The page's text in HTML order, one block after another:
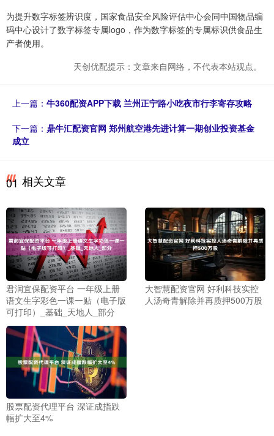
为提升数字标签辨识度，国家食品安全风险评估中心会同中国物品编
码中心设计了数字标签专属logo，作为数字标签的专属标识供食品生
产者使用。
天创优配提示：文章来自网络，不代表本站观点。
上一篇： 牛360配资APP下载 兰州正宁路小吃夜市行李寄存攻略
下一篇： 鼎牛汇配资官网 郑州航空港先进计算一期创业投资基金
成立
01 相关文章
君润宜保配资平台 一年级上册
语文生字彩色一课一贴（电子版
可打印）_基础_天地人_部分
大智慧配资官网 好利科技实控
人汤奇青解除并再质押500万股
股票配资代理平台 深证成指跌
幅扩大至4%